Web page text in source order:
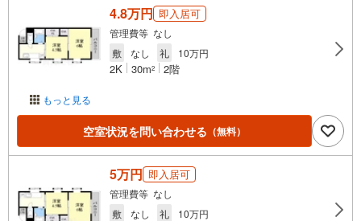
もっと見る
4.8万円 即入居可
管理費等 なし
敷
なし 礼 10万円
2K 30m2 2階
空室状況を問い合わせる （無料）
5万円 即入居可
管理費等 なし
敷
なし 礼 10万円